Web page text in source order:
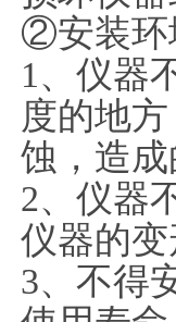
②安装环
1、仪器
度的地
蚀，造
2、仪器
仪器的
3、不得